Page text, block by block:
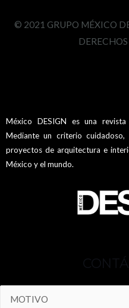
© 2021 GRUPO MÉXICO
México DESIGN es una
Mediante un criterio
proyectos de arquitectura e
México y el mundo.